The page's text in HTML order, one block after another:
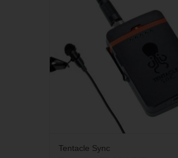
ZUM WARENKORB HINZUFÜGEN
Tentacle Sync